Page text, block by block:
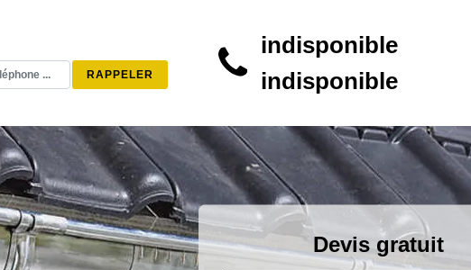
indisponible
indisponible
Devis gratuit